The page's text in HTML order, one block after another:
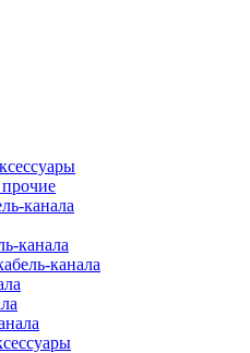
прочие
канала
канала
канала